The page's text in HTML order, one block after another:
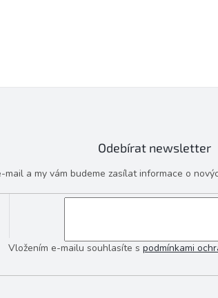
Odebírat newsletter
mail a my vám budeme zasílat informace o
Vložením e-mailu souhlasíte s podmínkami